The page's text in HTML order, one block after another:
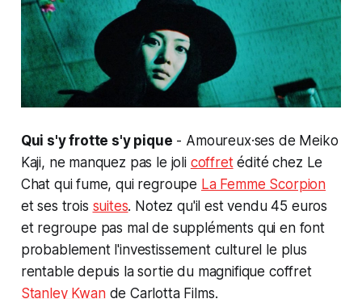
Qui s'y frotte s'y pique - Amoureux·ses de Meiko
Kaji, ne manquez pas le joli coffretédité chez Le
Chat qui fume, qui regroupe La Femme Scorpion
et ses trois suites. Notez qu'il est vendu 45 euros
et regroupe pas mal de suppléments qui en font
probablement l'investissement culturel le plus
rentable depuis la sortie du magnifique coffret
Stanley Kwande Carlotta Films.